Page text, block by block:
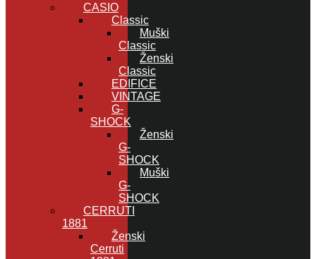
CASIO
Classic
Muški
Classic
Ženski
Classic
EDIFICE
VINTAGE
G-
SHOCK
Ženski
G-
SHOCK
Muški
G-
SHOCK
CERRUTI
1881
Ženski
Cerruti